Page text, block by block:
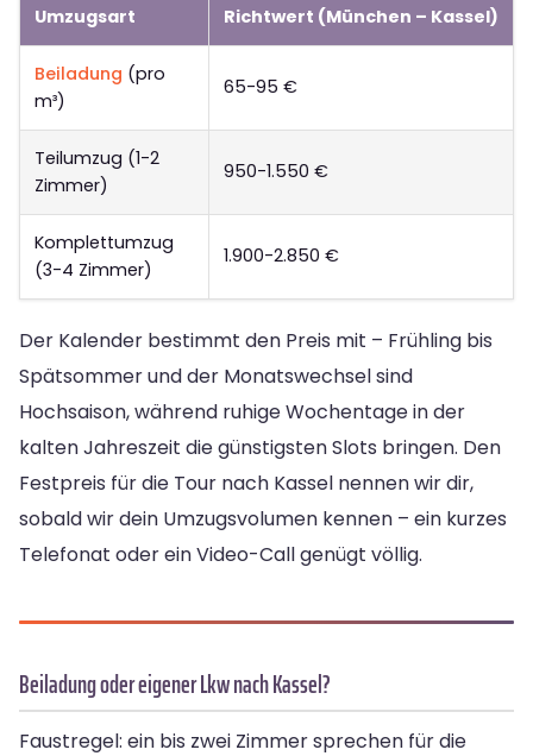
Umzugsart Richtwert (München – Kassel)
Beiladung (pro
m³)
65-95 €
Teilumzug (1-2
Zimmer)
950-1.550 €
Komplettumzug
(3-4 Zimmer)
1.900-2.850 €
Der Kalender bestimmt den Preis mit – Frühling bis
Spätsommer und der Monatswechsel sind
Hochsaison, während ruhige Wochentage in der
kalten Jahreszeit die günstigsten Slots bringen. Den
Festpreis für die Tour nach Kassel nennen wir dir,
sobald wir dein Umzugsvolumen kennen – ein kurzes
Telefonat oder ein Video-Call genügt völlig.
Beiladung oder eigener Lkw nach Kassel?
Faustregel: ein bis zwei Zimmer sprechen für die